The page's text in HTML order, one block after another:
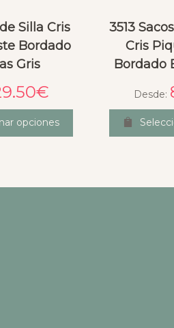
Silla Cris
Bordado
Gris
€
opciones
3513
Cris
Bordado
Desde: